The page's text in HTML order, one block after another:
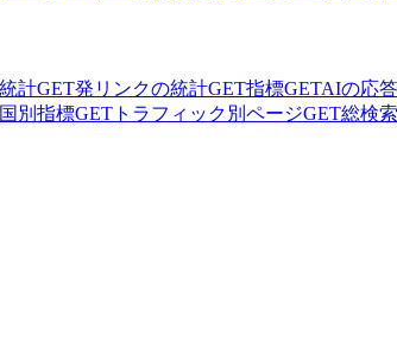
計GET発リンクの統計GET指標GETAIの応
国別指標GET トラフィック別ページGET総検